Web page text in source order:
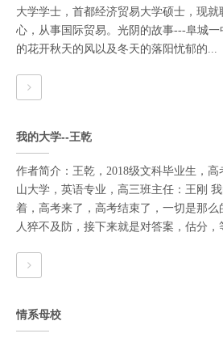
大学学士，首都经济贸易大学硕士，现就
心，从事国际贸易。光阴的故事---阜城
的花开秋天的风以及冬天的落阳忧郁的...
我的大学--王乾
作者简介：王乾，2018级文科毕业生，高
山大学，英语专业，高三班主任：王刚
着，高考来了，高考结束了，一切是那
人猝不及防，接下来就是对答案，估分，
情系母校